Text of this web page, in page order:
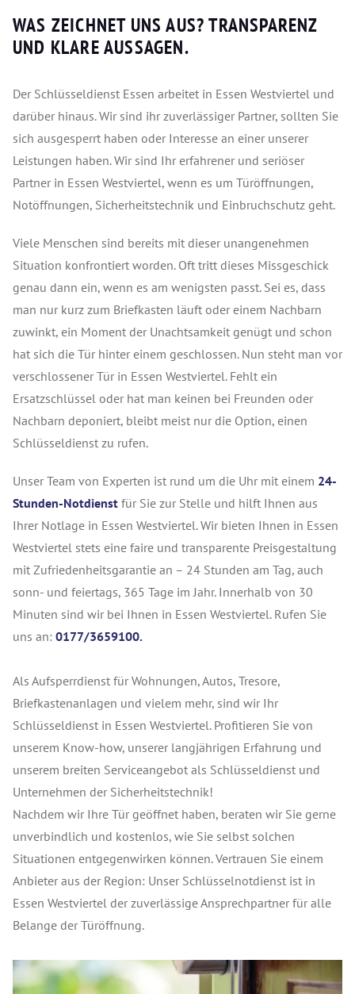
WAS ZEICHNET UNS AUS?TRANSPARENZ
UND KLARE AUSSAGEN.
Der Schlüsseldienst Essen arbeitet in Essen Westviertel und
darüber hinaus. Wir sind ihr zuverlässiger Partner, sollten Sie
sich ausgesperrt haben oder Interesse an einer unserer
Leistungen haben. Wir sind Ihr erfahrener und seriöser
Partner in Essen Westviertel, wenn es um Türöffnungen,
Notöffnungen, Sicherheitstechnik und Einbruchschutz geht.
Viele Menschen sind bereits mit dieser unangenehmen
Situation konfrontiert worden. Oft tritt dieses Missgeschick
genau dann ein, wenn es am wenigsten passt. Sei es, dass
man nur kurz zum Briefkasten läuft oder einem Nachbarn
zuwinkt, ein Moment der Unachtsamkeit genügt und schon
hat sich die Tür hinter einem geschlossen. Nun steht man vor
verschlossener Tür in Essen Westviertel. Fehlt ein
Ersatzschlüssel oder hat man keinen bei Freunden oder
Nachbarn deponiert, bleibt meist nur die Option, einen
Schlüsseldienst zu rufen.
Unser Team von Experten ist rund um die Uhr mit einem 24-
Stunden-Notdienst für Sie zur Stelle und hilft Ihnen aus
Ihrer Notlage in Essen Westviertel. Wir bieten Ihnen in Essen
Westviertel stets eine faire und transparente Preisgestaltung
mit Zufriedenheitsgarantie an – 24 Stunden am Tag, auch
sonn- und feiertags, 365 Tage im Jahr. Innerhalb von 30
Minuten sind wir bei Ihnen in Essen Westviertel. Rufen Sie
uns an: 0177/3659100.
Als Aufsperrdienst für Wohnungen, Autos, Tresore,
Briefkastenanlagen und vielem mehr, sind wir Ihr
Schlüsseldienst in Essen Westviertel. Profitieren Sie von
unserem Know-how, unserer langjährigen Erfahrung und
unserem breiten Serviceangebot als Schlüsseldienst und
Unternehmen der Sicherheitstechnik!
Nachdem wir Ihre Tür geöffnet haben, beraten wir Sie gerne
unverbindlich und kostenlos, wie Sie selbst solchen
Situationen entgegenwirken können. Vertrauen Sie einem
Anbieter aus der Region: Unser Schlüsselnotdienst ist in
Essen Westviertel der zuverlässige Ansprechpartner für alle
Belange der Türöffnung.